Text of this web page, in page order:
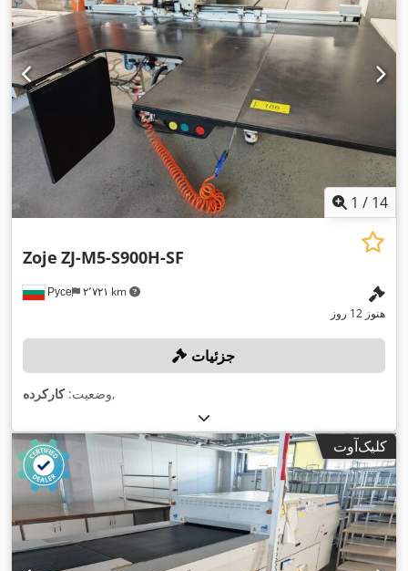
1 / 14
Русе ۲٬۷۲۱ km
Zoje ZJ-M5-S900H-SF
هنوز 12 روز
جزئیات
وضعیت:کارکرده ,
کلیک‌آوت